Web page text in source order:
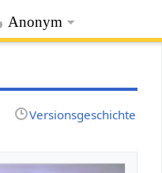
Anonym
Versionsgeschichte